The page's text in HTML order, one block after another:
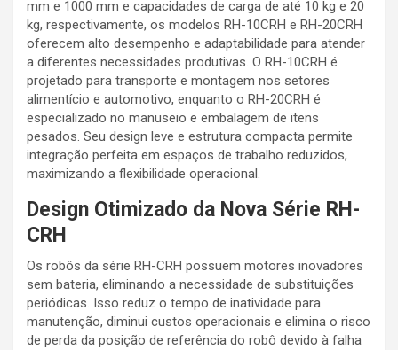
mm e 1000 mm e capacidades de carga de até 10 kg e 20
kg, respectivamente, os modelos RH-10CRH e RH-20CRH
oferecem alto desempenho e adaptabilidade para atender
a diferentes necessidades produtivas. O RH-10CRH é
projetado para transporte e montagem nos setores
alimentício e automotivo, enquanto o RH-20CRH é
especializado no manuseio e embalagem de itens
pesados. Seu design leve e estrutura compacta permite
integração perfeita em espaços de trabalho reduzidos,
maximizando a flexibilidade operacional.
Design Otimizado da Nova Série RH-
CRH
Os robôs da série RH-CRH possuem motores inovadores
sem bateria, eliminando a necessidade de substituições
periódicas. Isso reduz o tempo de inatividade para
manutenção, diminui custos operacionais e elimina o risco
de perda da posição de referência do robô devido à falha